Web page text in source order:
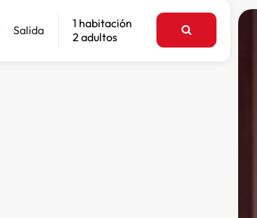
Salida
1 habitación
2 adultos